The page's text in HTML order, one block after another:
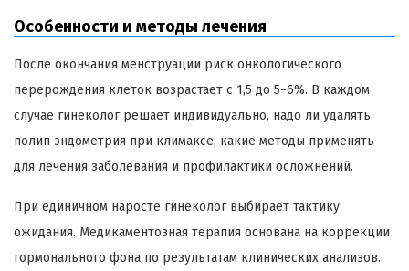
Особенности и методы лечения
После окончания менструации риск онкологического
перерождения клеток возрастает с 1,5 до 5−6%. В каждом
случае гинеколог решает индивидуально, надо ли удалять
полип эндометрия при климаксе, какие методы применять
для лечения заболевания и профилактики осложнений.
При единичном наросте гинеколог выбирает тактику
ожидания. Медикаментозная терапия основана на коррекции
гормонального фона по результатам клинических анализов.